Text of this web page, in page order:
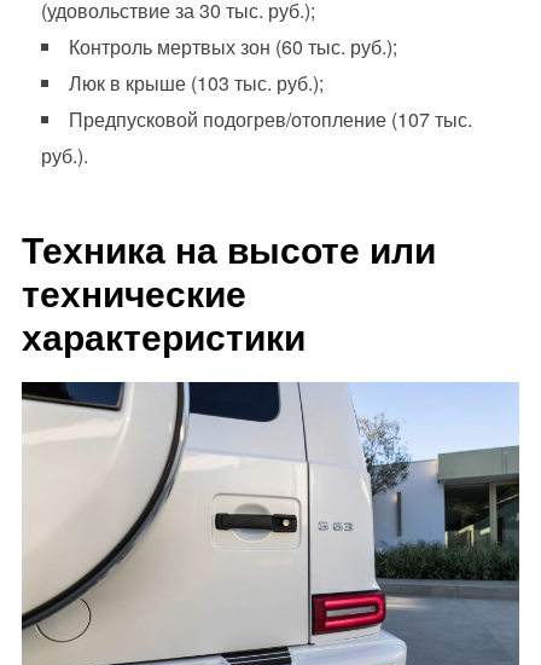
(удовольствие за 30 тыс. руб.);
Контроль мертвых зон (60 тыс. руб.);
Люк в крыше (103 тыс. руб.);
Предпусковой подогрев/отопление (107 тыс.
руб.).
Техника на высоте или
технические
характеристики